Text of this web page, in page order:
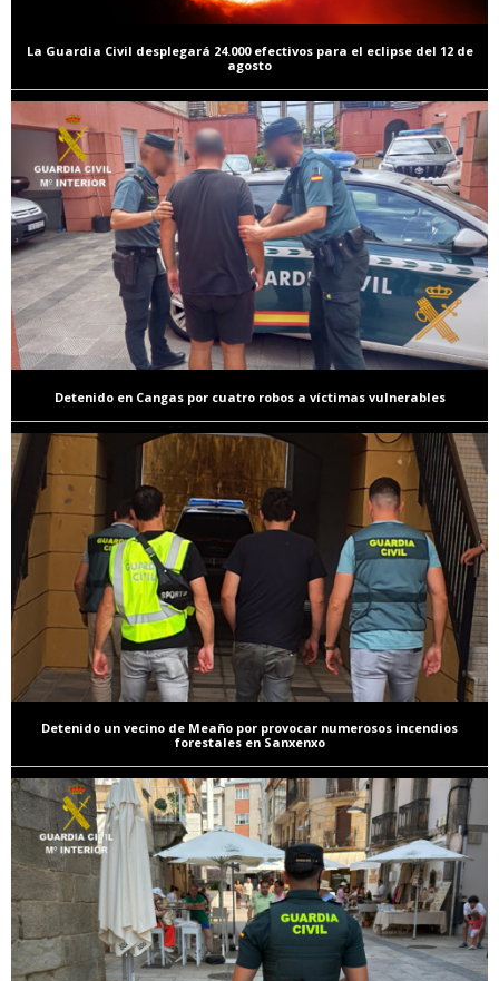
La Guardia Civil desplegará 24.000 efectivos para el eclipse del 12 de
agosto
Detenido en Cangas por cuatro robos a víctimas vulnerables
Detenido un vecino de Meaño por provocar numerosos incendios
forestales en Sanxenxo